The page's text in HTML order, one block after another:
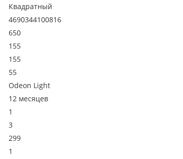
Квадратный
4690344100816
650
155
155
55
Odeon Light
12 месяцев
1
3
299
1